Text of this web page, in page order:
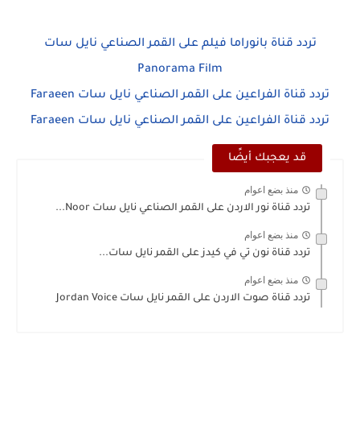
تردد قناة بانوراما فيلم على القمر الصناعي نايل سات
Panorama Film
تردد قناة الفراعين على القمر الصناعي نايل سات Faraeen
تردد قناة الفراعين على القمر الصناعي نايل سات Faraeen
قد يعجبك أيضًا
منذ بضع اعوام
تردد قناة نور الاردن على القمر الصناعي نايل سات Noor...
منذ بضع اعوام
تردد قناة نون تي في كيدز على القمر نايل سات...
منذ بضع اعوام
تردد قناة صوت الاردن على القمر نايل سات Jordan Voice